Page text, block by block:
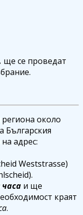
ще се проведат
региона около
Българския
адрес:
Weststrasse)
часа и ще
краят
.